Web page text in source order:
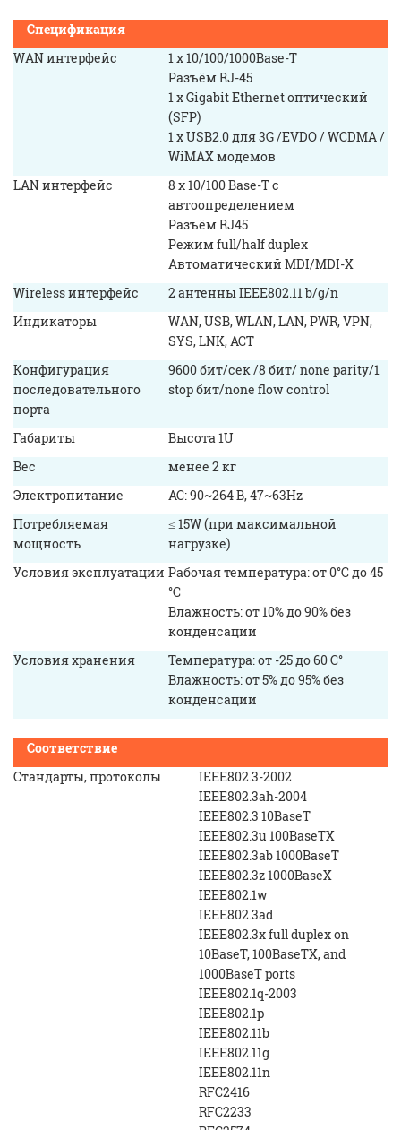
Спецификация
WAN интерфейс
1 x 10/100/1000Base-T
Разъём RJ-45
1 x Gigabit Ethernet оптический
(SFP)
1 x USB2.0 для 3G /EVDO / WCDMA /
WiMAX модемов
LAN интерфейс
8 x 10/100 Base-T с
автоопределением
Разъём RJ45
Режим full/half duplex
Автоматический MDI/MDI-X
Wireless интерфейс
2 антенны IEEE802.11 b/g/n
Индикаторы
WAN, USB, WLAN, LAN, PWR, VPN,
SYS, LNK, ACT
Конфигурация
последовательного
порта
9600 бит/сек /8 бит/ none parity/1
stop бит/none flow control
Габариты
Высота 1U
Вес
менее 2 кг
Электропитание
AC: 90~264 В, 47~63Hz
Потребляемая
мощность
≤ 15W (при максимальной
нагрузке)
Условия эксплуатации Рабочая температура: от 0°С до 45
°С
Влажность: от 10% до 90% без
конденсации
Условия хранения
Температура: от -25 до 60 C°
Влажность: от 5% до 95% без
конденсации
Соответствие
Стандарты, протоколы
IEEE802.3-2002
IEEE802.3ah-2004
IEEE802.3 10BaseT
IEEE802.3u 100BaseTX
IEEE802.3ab 1000BaseT
IEEE802.3z 1000BaseX
IEEE802.1w
IEEE802.3ad
IEEE802.3x full duplex on
10BaseT, 100BaseTX, and
1000BaseT ports
IEEE802.1q-2003
IEEE802.1p
IEEE802.11b
IEEE802.11g
IEEE802.11n
RFC2416
RFC2233